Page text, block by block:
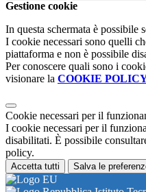
Gestione cookie
In questa schermata è possibile
I cookie necessari sono quelli
piattaforma e non è possibile
Per conoscere quali sono i
visionare la COOKIE
Cookie necessari per il
I cookie necessari per il
disabilitati. È possibile
policy.
Accetta tutti Salva le